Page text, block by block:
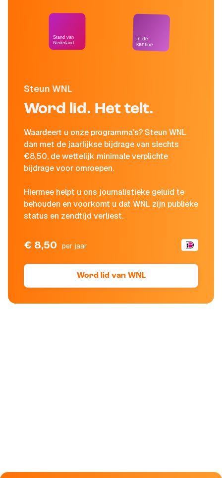
Steun WNL
Word lid. Het telt.
Waardeert u onze programma's? Steun WNL
dan met de jaarlijkse bijdrage van slechts
€8,50, de wettelijk minimale verplichte
bijdrage voor omroepen.
Hiermee helpt u ons journalistieke geluid te
behouden en voorkomt u dat WNL zijn publieke
status en zendtijd verliest.
€ 8,50 per jaar
Word lid van WNL
Stand van
Nederland
In de
kantine